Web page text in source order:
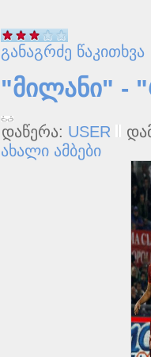
განაგრძე წაკითხვა
"მილანი" -
დაწერა: USER
ახალი ამბები